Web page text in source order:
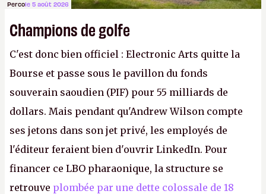
Percole 5 août 2026
Champions de golfe
C'est donc bien officiel : Electronic Arts quitte la
Bourse et passe sous le pavillon du fonds
souverain saoudien (PIF) pour 55 milliards de
dollars. Mais pendant qu'Andrew Wilson compte
ses jetons dans son jet privé, les employés de
l'éditeur feraient bien d'ouvrir LinkedIn. Pour
financer ce LBO pharaonique, la structure se
retrouve plombée par une dette colossale de 18